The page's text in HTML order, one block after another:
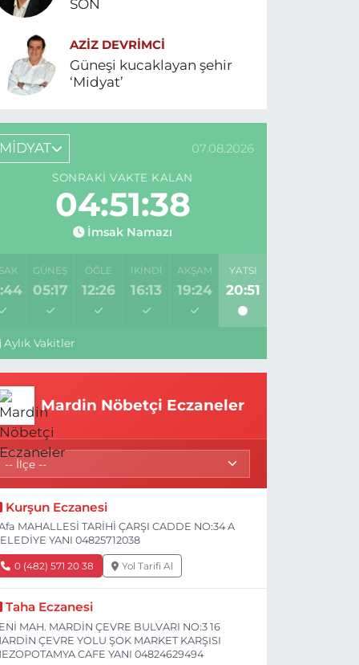
SON
AZIZ DEVRIMCI
Güneşi kucaklayan şehir
‘Midyat’
MİDYAT 07.08.2026
SONRAKI VAKTE KALAN
04:51:38
İmsak Namazı
GÜNEŞ
05:17
ÖĞLE
12:26
İKINDI
16:13
AKŞAM
19:24
YATSI
20:51
Aylık Vakitler
Mardin Nöbetçi Eczaneler
Kurşun Eczanesi
MAHALLESİ TARİHİ ÇARŞI CADDE NO:34 A
YANI 04825712038
0 (482) 571 20 38 Yol Tarifi Al
Taha Eczanesi
MAH. MARDİN ÇEVRE BULVARI NO:3 16
ÇEVRE YOLU ŞOK MARKET KARŞISI
CAFE YANI 04824629494